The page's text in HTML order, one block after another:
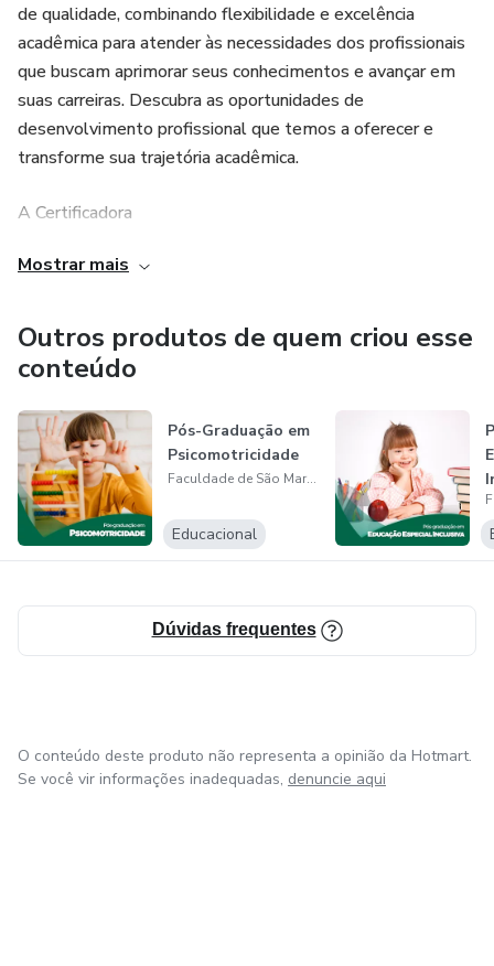
https://emec.mec.gov.br/emec/consulta-
cadastro/detalhamento/d96957f455f6405d14c6542552
de qualidade, combinando flexibilidade e excelência
acadêmica para atender às necessidades dos profissionais
que buscam aprimorar seus conhecimentos e avançar em
suas carreiras. Descubra as oportunidades de
desenvolvimento profissional que temos a oferecer e
transforme sua trajetória acadêmica.
A Certificadora
A Faculdade de São Marcos (FACSM) adere estritamente
devidamente credenciada para oferecer cursos tanto
presenciais quanto a distância (EAD).
O Credenciamento da Faculdade de São Marcos
https://emec.mec.gov.br/emec/consulta-
cadastro/detalhamento/
Mostrar mais
Outros produtos de quem criou esse
conteúdo
Pós-Graduação em
Psicomotricidade
Faculdade de São Marcos - FACSM
Educacional
Dúvidas frequentes
O conteúdo deste produto não representa a opinião da Hotmart.
Se você vir informações inadequadas, denuncie aqui